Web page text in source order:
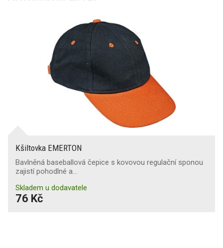
Kšiltovka EMERTON
Bavlněná baseballová čepice s kovovou regulační sponou
zajistí pohodlné a…
Skladem u dodavatele
76 Kč